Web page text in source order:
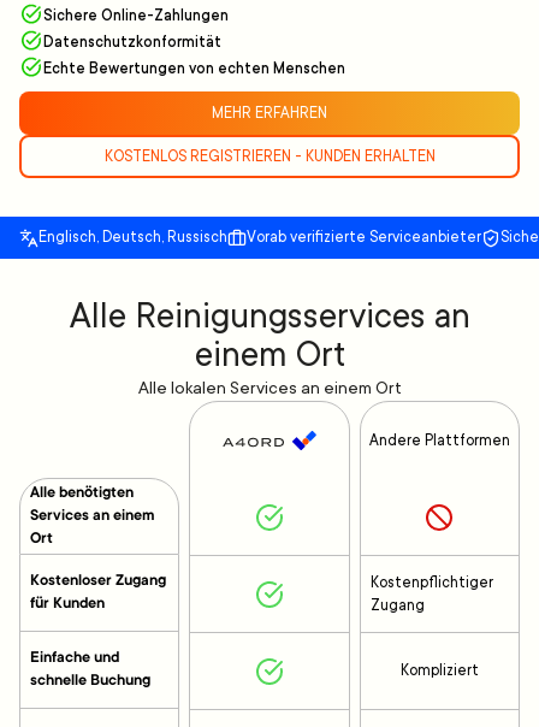
Sichere Online-Zahlungen
Datenschutzkonformität
Echte Bewertungen von echten Menschen
MEHR ERFAHREN
KOSTENLOS REGISTRIEREN - KUNDEN ERHALTEN
Englisch, Deutsch, Russisch Vorab verifizierte Serviceanbieter
Alle Reinigungsservices an
einem Ort
Alle lokalen Services an einem Ort
Alle benötigten
Services an einem
Ort
Kostenloser Zugang
für Kunden
Einfache und
schnelle Buchung
Andere Plattformen
Kostenpflichtiger
Zugang
Kompliziert